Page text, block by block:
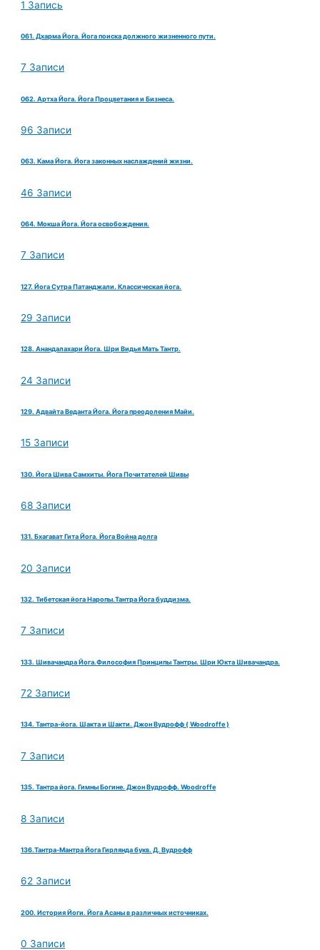
1 Запись
061. Дхарма Йога. Йога поиска должного жизненного пути.
7 Записи
062. Артха Йога. Йога Процветания и Бизнеса.
96 Записи
063. Кама Йога. Йога законных наслаждений жизни.
46 Записи
064. Мокша Йога. Йога освобождения.
7 Записи
127. Йога Сутра Патанджали. Классическая йога.
29 Записи
128. Анандалахари Йога. Шри Видья Мать Тантр.
24 Записи
129. Адвайта Веданта Йога. Йога преодоления Майи.
15 Записи
130. Йога Шива Самхиты. Йога Почитателей Шивы
68 Записи
131. Бхагават Гита Йога. Йога Война долга
20 Записи
132. Тибетская йога Наропы.Тантра Йога буддизма.
7 Записи
133. Шивачандра Йога.Философия Принципы Тантры. Шри Юкта Шивачандра.
72 Записи
134. Тантра-йога. Шакта и Шакти. Джон Вудрофф ( Woodroffe )
7 Записи
135. Тантра йога. Гимны Богине. Джон Вудрофф. Woodroffe
8 Записи
136.Тантра-Мантра Йога Гирлянда букв. Д. Вудрофф
62 Записи
200. История Йоги. Йога Асаны в различных источниках.
0 Записи